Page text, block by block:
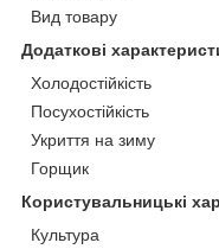
Вид товару
Додаткові
Холодостійкість
Посухостійкість
Укриття на зиму
Горщик
Користувальницькі
Культура